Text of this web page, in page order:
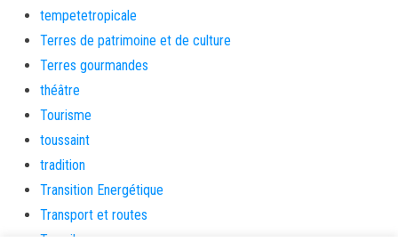
tempetetropicale
Terres de patrimoine et de culture
Terres gourmandes
théâtre
Tourisme
toussaint
tradition
Transition Energétique
Transport et routes
Travail